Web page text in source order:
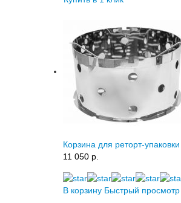
Корзина для реторт-упаковки
11 050 p.
В корзину Быстрый просмотр